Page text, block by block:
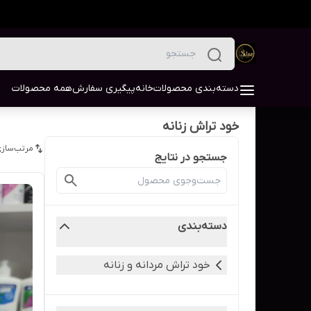
دسته‌بندی محصولاتخانهپیگیری سفارشهمه محصولات
خود تراش زنانه
جستجو در نتایج
دسته‌بندی
خود تراش مردانه و زنانه